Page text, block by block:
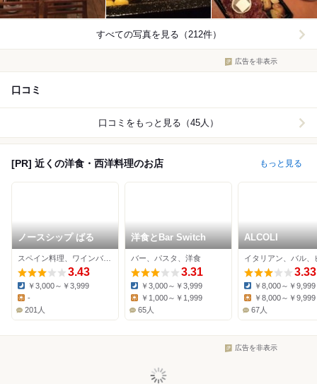
すべての写真を見る（212件）
広告を非表示
口コミ
口コミをもっと見る（45人）
[PR] 近くの洋食・西洋料理のお店 もっと見る
ノースシップ ばる
3.43
Dinner:
￥3,000～￥3,999
-
201人
洋食とBar Switch
バー、パスタ、洋食
3.31
Dinner:
￥3,000～￥3,999
Lunch:
￥1,000～￥1,999
65人
ALCOLI
3.33
Dinner:
￥8,000～￥9,999
Lunch:
￥8,000～￥9,999
67人
広告を非表示